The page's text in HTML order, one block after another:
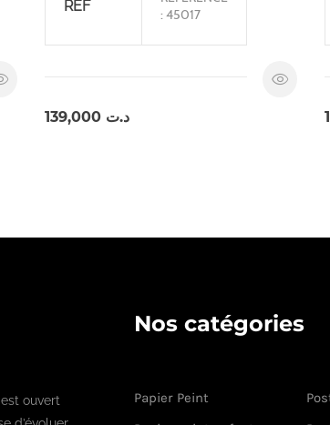
REF
: 45017
د.ت 139,000
ouvert
Nos catégories
Papier Peint